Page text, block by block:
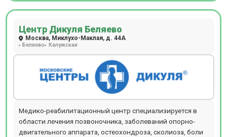
головной боли (цефалгический синдром).
Центр Дикуля Беляево
Москва, Миклухо-Маклая, д. 44А
Беляево Калужская
Медико-реабилитационный центр специализируется в
области лечения позвоночника, заболеваний опорно-
двигательного аппарата, остеохондроза, сколиоза, боли